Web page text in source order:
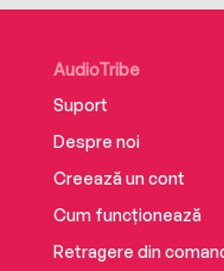
AudioTribe
Suport
Despre noi
Creează un cont
Cum funcționează
Retragere din